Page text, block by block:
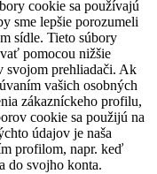
cookie sa používajú
sme lepšie porozumeli
sídle. Tieto súbory
pomocou nižšie
svojom prehliadači. Ak
vašich osobných
zákazníckeho profilu,
cookie sa použijú na
údajov je naša
profilom, napr. keď
do svojho konta.